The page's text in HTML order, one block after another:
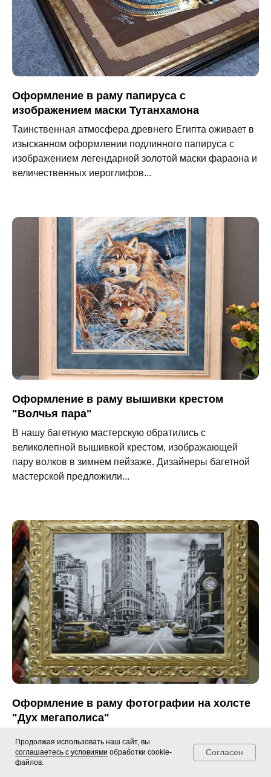
Оформление в раму папируса с
изображением маски Тутанхамона
Таинственная атмосфера древнего Египта оживает в
изысканном оформлении подлинного папируса с
изображением легендарной золотой маски фараона и
величественных иероглифов...
Оформление в раму вышивки крестом
"Волчья пара"
В нашу багетную мастерскую обратились с
великолепной вышивкой крестом, изображающей
пару волков в зимнем пейзаже. Дизайнеры багетной
мастерской предложили...
Оформление в раму фотографии на холсте
"Дух мегаполиса"
Эффектная черно-белая фотография с акцентами
знаменитых желтых такси Нью-Йорка, напечатанная
на холсте и оформленная в роскошную золотую раму.
Telegram Позвонить
Продолжая использовать наш сайт, вы
соглашаетесь с условиями обработки cookie-
файлов.
Согласен